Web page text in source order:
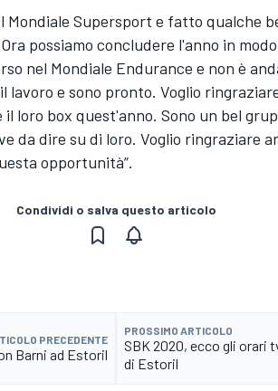
Mondiale Supersport e fatto qualche
possiamo concludere l'anno in
nel Mondiale Endurance e non è
lavoro e sono pronto. Voglio
loro box quest'anno. Sono un bel
da dire su di loro. Voglio ringraziare
opportunità”.
Condividi o salva questo articolo
PRECEDENTE
Barni ad Estoril
PROSSIMO ARTICOLO
SBK 2020, ecco gli orari
di Estoril